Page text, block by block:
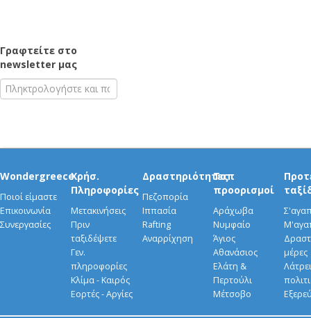
Γραφτείτε στο
newsletter μας
Wondergreece
Ποιοί είμαστε
Επικοινωνία
Συνεργασίες
Χρήσ.
Πληροφορίες
Μετακινήσεις
Πριν
ταξιδέψετε
Γεν.
πληροφορίες
Κλίμα - Καιρός
Εορτές - Αργίες
Δραστηριότητες
Πεζοπορία
Ιππασία
Rafting
Αναρρίχηση
Τοπ
προορισμοί
Αράχωβα
Νυμφαίο
Άγιος
Αθανάσιος
Ελάτη &
Περτούλι
Μέτσοβο
μέρες